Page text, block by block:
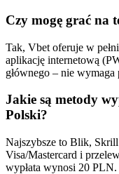
Czy mogę grać na
Tak, Vbet oferuje w
aplikację internetową
głównego – nie wymaga
Jakie są metody
Polski?
Najszybsze to Blik,
Visa/Mastercard i
wypłata wynosi 20 PLN.